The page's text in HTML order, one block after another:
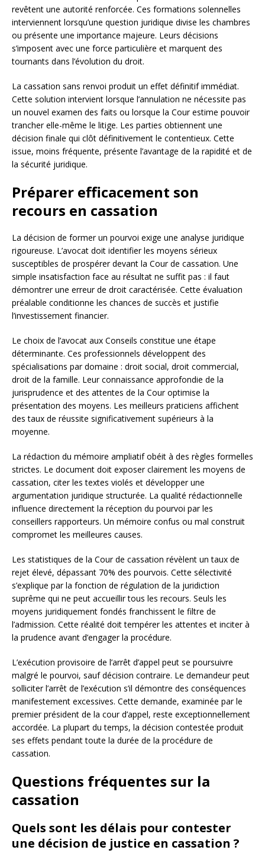
revêtent une autorité renforcée. Ces formations solennelles
interviennent lorsqu’une question juridique divise les chambres
ou présente une importance majeure. Leurs décisions
s’imposent avec une force particulière et marquent des
tournants dans l’évolution du droit.
La cassation sans renvoi produit un effet définitif immédiat.
Cette solution intervient lorsque l’annulation ne nécessite pas
un nouvel examen des faits ou lorsque la Cour estime pouvoir
trancher elle-même le litige. Les parties obtiennent une
décision finale qui clôt définitivement le contentieux. Cette
issue, moins fréquente, présente l’avantage de la rapidité et de
la sécurité juridique.
Préparer efficacement son
recours en cassation
La décision de former un pourvoi exige une analyse juridique
rigoureuse. L’avocat doit identifier les moyens sérieux
susceptibles de prospérer devant la Cour de cassation. Une
simple insatisfaction face au résultat ne suffit pas : il faut
démontrer une erreur de droit caractérisée. Cette évaluation
préalable conditionne les chances de succès et justifie
l’investissement financier.
Le choix de l’avocat aux Conseils constitue une étape
déterminante. Ces professionnels développent des
spécialisations par domaine : droit social, droit commercial,
droit de la famille. Leur connaissance approfondie de la
jurisprudence et des attentes de la Cour optimise la
présentation des moyens. Les meilleurs praticiens affichent
des taux de réussite significativement supérieurs à la
moyenne.
La rédaction du mémoire ampliatif obéit à des règles formelles
strictes. Le document doit exposer clairement les moyens de
cassation, citer les textes violés et développer une
argumentation juridique structurée. La qualité rédactionnelle
influence directement la réception du pourvoi par les
conseillers rapporteurs. Un mémoire confus ou mal construit
compromet les meilleures causes.
Les statistiques de la Cour de cassation révèlent un taux de
rejet élevé, dépassant 70% des pourvois. Cette sélectivité
s’explique par la fonction de régulation de la juridiction
suprême qui ne peut accueillir tous les recours. Seuls les
moyens juridiquement fondés franchissent le filtre de
l’admission. Cette réalité doit tempérer les attentes et inciter à
la prudence avant d’engager la procédure.
L’exécution provisoire de l’arrêt d’appel peut se poursuivre
malgré le pourvoi, sauf décision contraire. Le demandeur peut
solliciter l’arrêt de l’exécution s’il démontre des conséquences
manifestement excessives. Cette demande, examinée par le
premier président de la cour d’appel, reste exceptionnellement
accordée. La plupart du temps, la décision contestée produit
ses effets pendant toute la durée de la procédure de
cassation.
Questions fréquentes sur la
cassation
Quels sont les délais pour contester
une décision de justice en cassation ?